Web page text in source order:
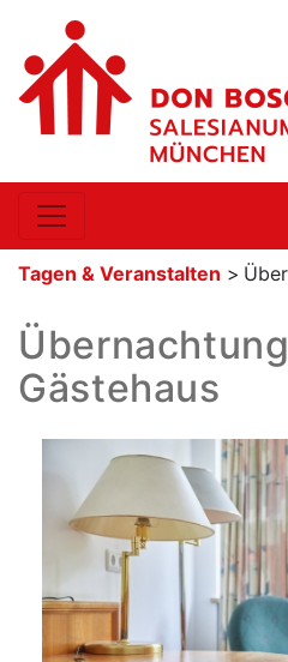
Tagen & Veranstalten >
Gästehaus